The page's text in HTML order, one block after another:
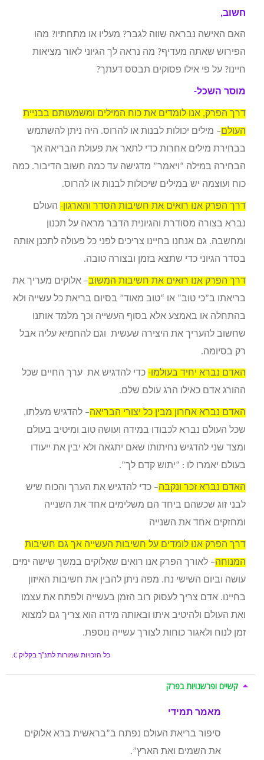
חשוב,
האם האישה נבראה שווה לגבר? מעליו או מתחתיו? מהו
הפירוש שאתה מעדיף? מה נראה לך הגיוני לאור מציאות
חיינו? על פי אילו פסוקים תבסס דעתך?
מוסר השכל-
דרך הפרק, אנו לומדים את כוח המילים ומשמעותם בבניית
העולם– מילים יכולות לבנות או להרוס. היה ניתן להשתמש
בבחירת מילים אחרות כדי לתאר את פעולת הבריאה אך
הבחירה במילה “ויאמר” מדגישה עד כמה חשוב הדיבור. כמה
כוח ועוצמה יש במילים שיכולות לבנות או להרוס.
דרך הפרק אנו רואים את חשיבות הסדר והארגון- העולם
נברא בצורה מסודרת והגיונית הדבר מראה על תכנון
ומחשבה. גם אנחנו בחיינו צריכים לפני כל פעולה לתכנן אותה
בסדר הגיוני כדי שתצא בזמן ובצורה טובה.
דרך הפרק אנו רואים את חשיבות המשוב– אלוקים מעריך את
בריאתו ב”כי טוב” או “טוב מאוד” בסיום בריאת כל עשייה ולא
בהתחלה או באמצע אלא בסוף העשייה וכך מלמד אותנו
שחשוב להעריך את היצירה שעשית וגם להחמיא עליה אבל
רק בסיומה.
האדם נברא יחיד בעולמו- כדי להדגיש את ערך החיים שכל
ההורג אדם כאילו הרג עולם שלם.
האדם נברא אחרון מבין כל יצורי הבריאה– להדגיש מעלתו,
שכל העולם נברא לכבודו במידה ועושה טוב ומיטיב בעולם
ומצד שני להדגיש נחיתותו שאם יתגאה ולא יבין את ייעודו
בעולם יאמרו לו : “יתוש קדם לך”.
האדם נברא זכר ונקבה– כדי להדגיש את הערך והכוח שיש
לבני זוג שכשהם ביחד הם משלימים אחד את השנייה
ומחזקים אחד את השנייה
דרך הפרק אנו לומדים על חשיבות העשייה אך גם חשיבות
המנוחה– לאורך הפרק אנו רואים שאלוקים במשך שישה ימים
עושה וביום השישי נח. מפה ניתן להבין את חשיבות האיזון
בחיינו. אדם צריך לעסוק רוב הזמן בעשייה ולפתח את עצמו
ואת העולם ולהיטיב איתו ובאותה מידה הוא צריך גם למצוא
זמן לנוח ולאגור כוחות לצורך עשייה נוספת.
כל הזכויות שמורות לתנ”ך בקליק C.
קשיים ופרשנויות בפרק
מאמר תמידי
סיפור בריאת העולם נפתח ב”בראשית ברא אלוקים
את השמים ואת הארץ”.